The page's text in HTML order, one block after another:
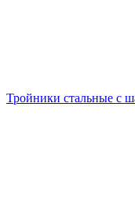
Тройники стальные с